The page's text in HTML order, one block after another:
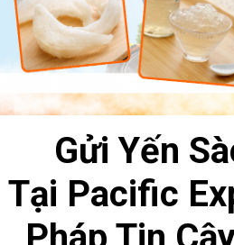
Gửi Yến
Tại Pacific